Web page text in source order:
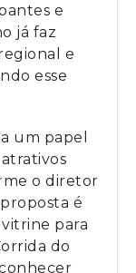
e
já faz
e
esse
um papel
o diretor
é
para
do